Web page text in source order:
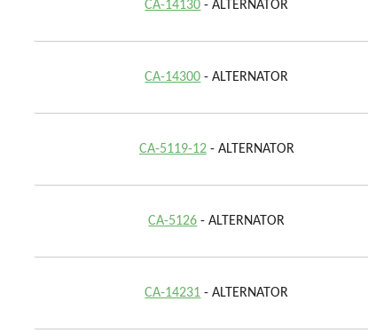
CA-14130 - ALTERNATOR
CA-14300 - ALTERNATOR
CA-5119-12- ALTERNATOR
CA-5126 - ALTERNATOR
CA-14231 - ALTERNATOR